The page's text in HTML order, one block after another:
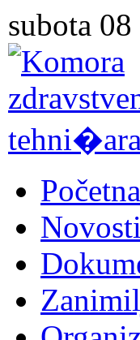
subota
Početna
Novosti